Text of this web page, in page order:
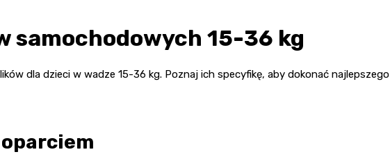
samochodowych 15-36 kg
dla dzieci w wadze 15-36 kg. Poznaj ich specyfikę, aby dokonać najlepszego